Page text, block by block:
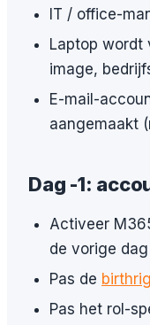
IT / office-
Laptop wordt
image,
E-mail-
aangemaakt
Dag -1:
Activeer
de vorige dag
Pas de
Pas het rol-